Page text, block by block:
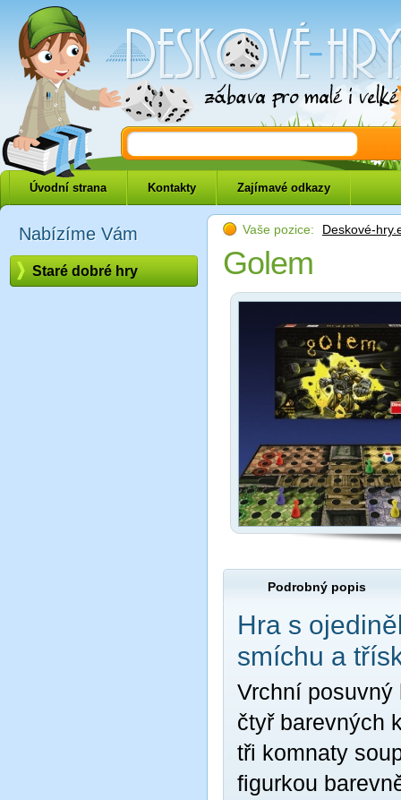
Deskové-hry.eu
Úvodní strana Kontakty Zajímavé odkazy
Nabízíme Vám
Staré dobré hry
Vaše pozice: Deskové-
Golem
Podrobný popis
Hra s
smíchu a
Vrchní posuvný
čtyř barevných
tři komnaty
figurkou